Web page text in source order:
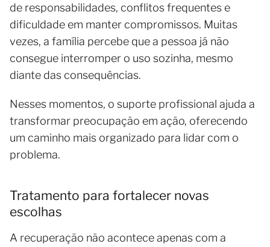
de responsabilidades, conflitos frequentes e
dificuldade em manter compromissos. Muitas
vezes, a família percebe que a pessoa já não
consegue interromper o uso sozinha, mesmo
diante das consequências.
Nesses momentos, o suporte profissional ajuda a
transformar preocupação em ação, oferecendo
um caminho mais organizado para lidar com o
problema.
Tratamento para fortalecer novas
escolhas
A recuperação não acontece apenas com a